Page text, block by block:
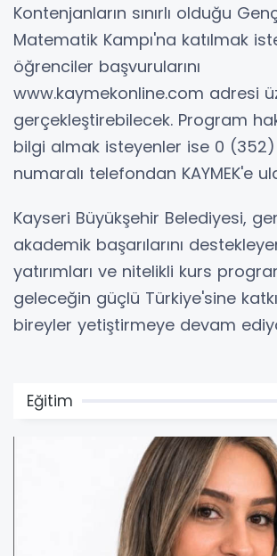
Kontenjanların sınırlı olduğu
Matematik Kampı'na katılmak
öğrenciler başvurularını
www.kaymekonline.com adresi
gerçekleştirebilecek. Program
bilgi almak isteyenler ise 0
numaralı telefondan KAYMEK'e
Kayseri Büyükşehir Belediyesi,
akademik başarılarını
yatırımları ve nitelikli kurs
geleceğin güçlü Türkiye'sine
bireyler yetiştirmeye devam
Eğitim